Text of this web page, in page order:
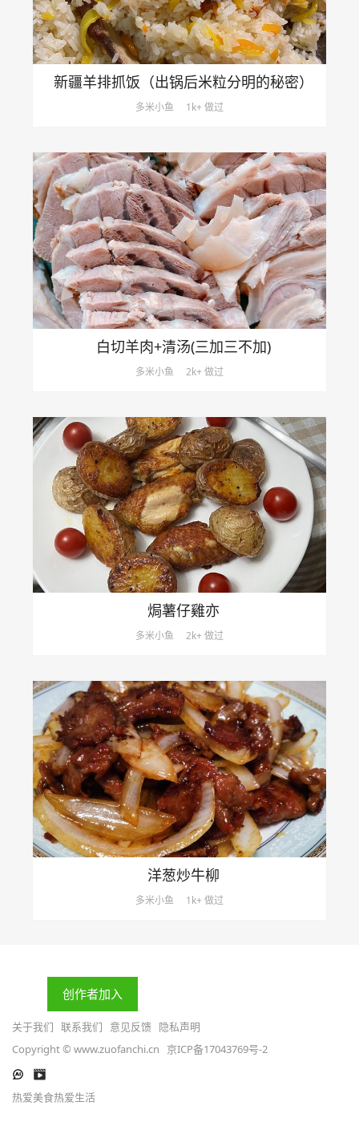
新疆羊排抓饭（出锅后米粒分明的秘密）
多米小鱼 1k+ 做过
白切羊肉+清汤(三加三不加)
多米小鱼 2k+ 做过
焗薯仔雞亦
多米小鱼 2k+ 做过
洋葱炒牛柳
多米小鱼 1k+ 做过
创作者加入
关于我们 联系我们 意见反馈 隐私声明
Copyright © www.zuofanchi.cn 京ICP备17043769号-2
热爱美食热爱生活